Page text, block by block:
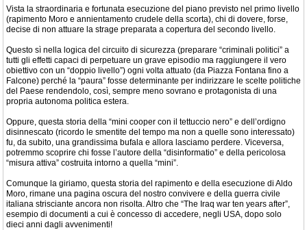
Vista la straordinaria e fortunata esecuzione del piano previsto nel primo livello
(rapimento Moro e annientamento crudele della scorta), chi di dovere, forse,
decise di non attuare la strage preparata a copertura del secondo livello.
Questo sì nella logica del circuito di sicurezza (preparare “criminali politici” a
tutti gli effetti capaci di perpetuare un grave episodio ma raggiungere il vero
obiettivo con un “doppio livello”) ogni volta attuato (da Piazza Fontana fino a
Falcone) perché la “paura” fosse determinante per indirizzare le scelte politiche
del Paese rendendolo, così, sempre meno sovrano e protagonista di una
propria autonoma politica estera.
Oppure, questa storia della “mini cooper con il tettuccio nero” e dell’ordigno
disinnescato (ricordo le smentite del tempo ma non a quelle sono interessato)
fu, da subito, una grandissima bufala e allora lasciamo perdere. Viceversa,
potremmo scoprire chi fosse l’autore della “disinformatio” e della pericolosa
“misura attiva” costruita intorno a quella “mini”.
Comunque la giriamo, questa storia del rapimento e della esecuzione di Aldo
Moro, rimane una pagina oscura del nostro convivere e della guerra civile
italiana strisciante ancora non risolta. Altro che “The Iraq war ten years after”,
esempio di documenti a cui è concesso di accedere, negli USA, dopo solo
dieci anni dagli avvenimenti!